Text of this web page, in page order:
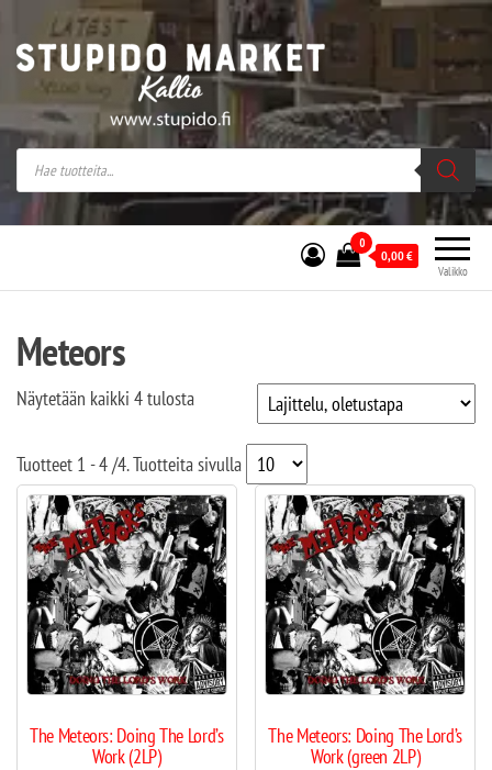
Stupido Market – verkossa ja kivijalassa
Stupido Market on vaihtoehtomusaan
erikoistunut verkko- sekä
kivijalkakauppa Helsingissä Kallion
sydämessä.
Valikko
0
0,00€
Meteors
Näytetään kaikki 4 tulosta
Tuotteet 1 - 4/4. Tuotteita sivulla
The Meteors: Doing The Lord’s
Work (2LP)
The Meteors: Doing The Lord’s
Work (green 2LP)